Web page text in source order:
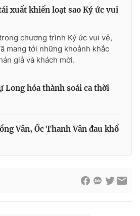
xuất khiến loạt sao Ký ức vui
chương trình Ký ức vui vẻ,
mang tới những khoảnh khắc
giả và khách mời.
Long hóa thành soái ca thời
Vân, Ốc Thanh Vân đau khổ